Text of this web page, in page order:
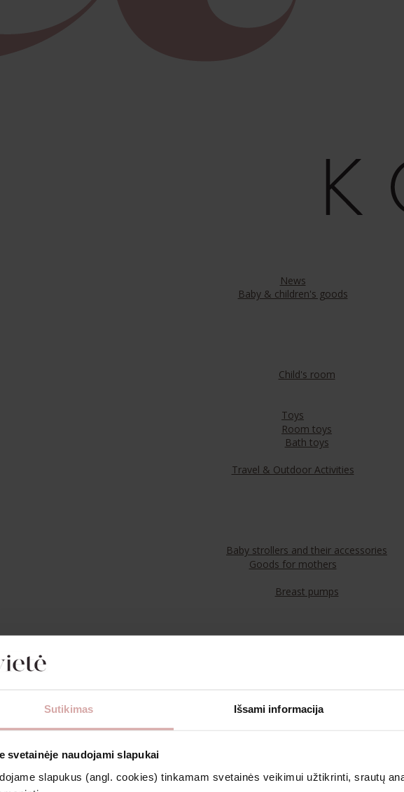
Sutikimas Išsami informacija
svetainėje naudojami slapukai
slapukus (angl. cookies) tinkamam svetainės veikimui užtikrinti, srautų
News
Baby & children's goods
Child's room
Toys
Room toys
Bath toys
Travel & Outdoor Activities
Baby strollers and their accessories
Goods for mothers
Breast pumps
Cosmetics & Aromatherapy
Clothing